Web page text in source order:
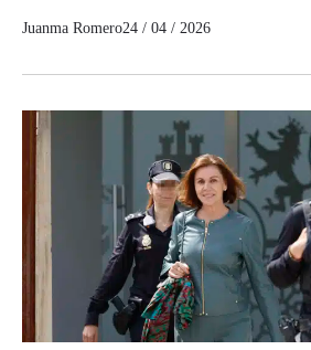
Juanma Romero24 / 04 / 2026